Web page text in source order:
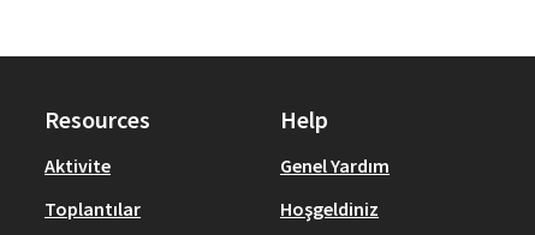
Resources
Aktivite
Toplantılar
Help
Genel Yardım
Hoşgeldiniz